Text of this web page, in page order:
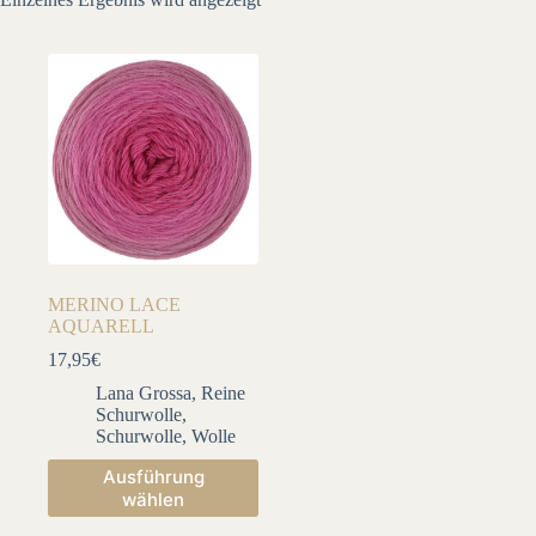
MERINO LACE
AQUARELL
17,95€
Lana Grossa, Reine
Schurwolle,
Schurwolle, Wolle
Ausführung
wählen
Dieses
Produkt
weist